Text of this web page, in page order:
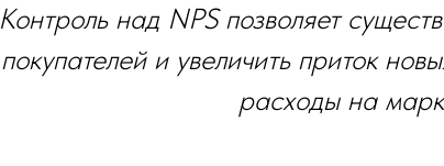
Контроль над NPS позволяет
покупателей и увеличить приток
расходы на